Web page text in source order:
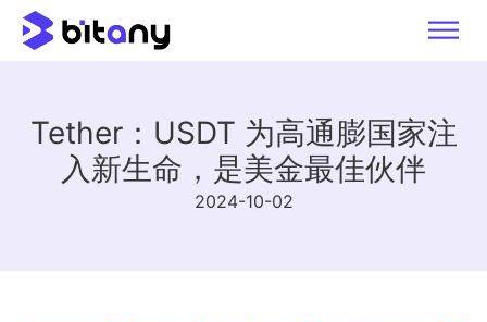
Tether：USDT 为高通膨国家注
入新生命，是美金最佳伙伴
2024-10-02